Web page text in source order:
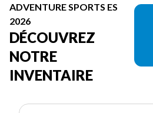
ADVENTURE SPORTS ES
2026
DÉCOUVREZ
NOTRE
INVENTAIRE